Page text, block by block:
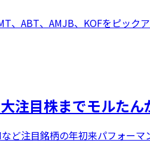
、ABT、AMJB、KOFをピッ
注目株までモルた
ど注目銘柄の年初来パフォー